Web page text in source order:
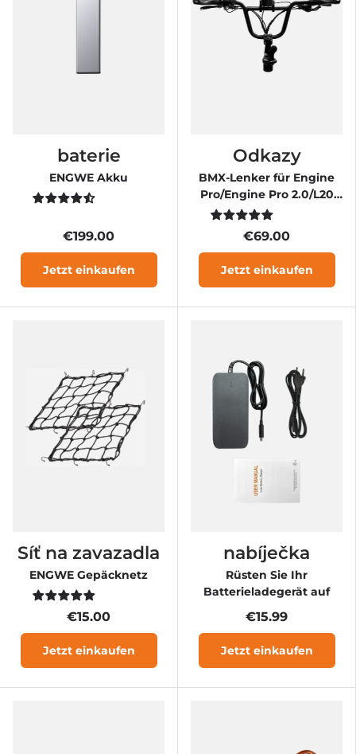
baterie
ENGWE Akku
€199.00
Jetzt einkaufen
Odkazy
BMX-Lenker für Engine
Pro/Engine Pro 2.0/L20
3.0/X20
€69.00
Jetzt einkaufen
Síť na zavazadla
ENGWE Gepäcknetz
€15.00
Jetzt einkaufen
nabíječka
Rüsten Sie Ihr
Batterieladegerät auf
€15.99
Jetzt einkaufen